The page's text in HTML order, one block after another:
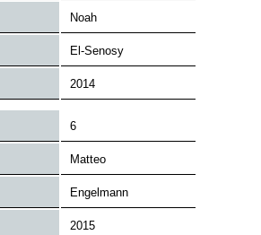
Noah
El-Senosy
2014
6
Matteo
Engelmann
2015